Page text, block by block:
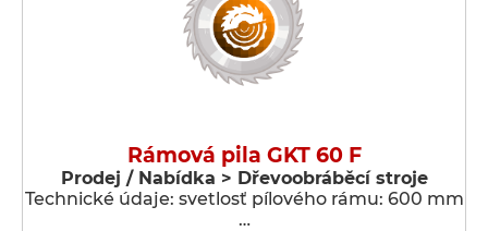
Rámová pila GKT 60 F
Prodej / Nabídka > Dřevoobráběcí stroje
Technické údaje: svetlosť pílového rámu: 600 mm
…